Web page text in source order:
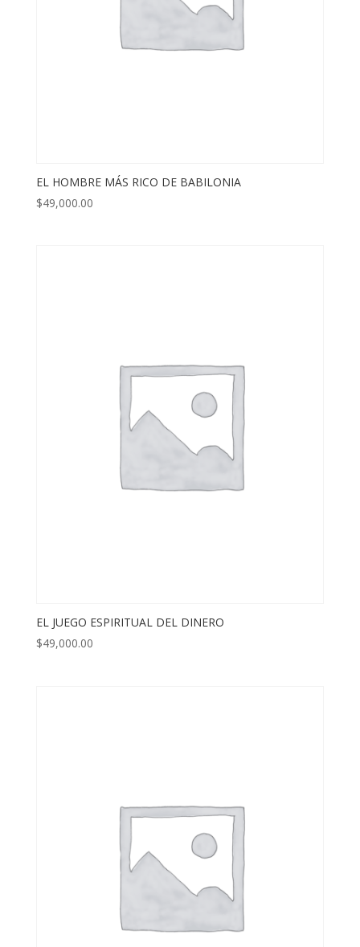
EL HOMBRE MÁS RICO DE BABILONIA
$49,000.00
EL JUEGO ESPIRITUAL DEL DINERO
$49,000.00